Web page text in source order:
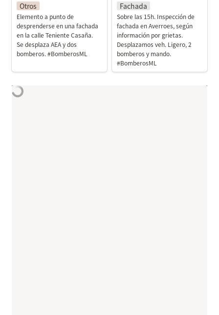
Otros
Elemento a punto de
desprenderse en una fachada
en la calle Teniente Casaña.
Se desplaza AEA y dos
bomberos. #BomberosML
Fachada
Sobre las 15h. Inspección de
fachada en Averroes, según
información por grietas.
Desplazamos veh. Ligero, 2
bomberos y mando.
#BomberosML